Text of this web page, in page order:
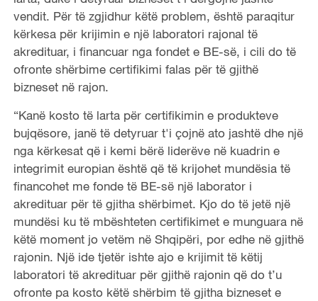
vendit. Për të zgjidhur këtë problem, është paraqitur
kërkesa për krijimin e një laboratori rajonal të
akredituar, i financuar nga fondet e BE-së, i cili do të
ofronte shërbime certifikimi falas për të gjithë
bizneset në rajon.
“Kanë kosto të larta për certifikimin e produkteve
bujqësore, janë të detyruar t'i çojnë ato jashtë dhe një
nga kërkesat që i kemi bërë liderëve në kuadrin e
integrimit europian është që të krijohet mundësia të
financohet me fonde të BE-së një laborator i
akredituar për të gjitha shërbimet. Kjo do të jetë një
mundësi ku të mbështeten certifikimet e munguara në
këtë moment jo vetëm në Shqipëri, por edhe në gjithë
rajonin. Një ide tjetër ishte ajo e krijimit të këtij
laboratori të akredituar për gjithë rajonin që do t’u
ofronte pa kosto këtë shërbim të gjitha bizneset e